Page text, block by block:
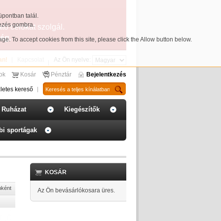
talál.
gombra.
. To accept cookies from this site, please click the Allow button below.
célokat szolgál.
Az Ön nyelve:
Kosár Pénztár Bejelentkezés
kereső
Ruházat Kiegészítők
sportágak
KOSÁR
Az Ön bevásárlókosara üres.